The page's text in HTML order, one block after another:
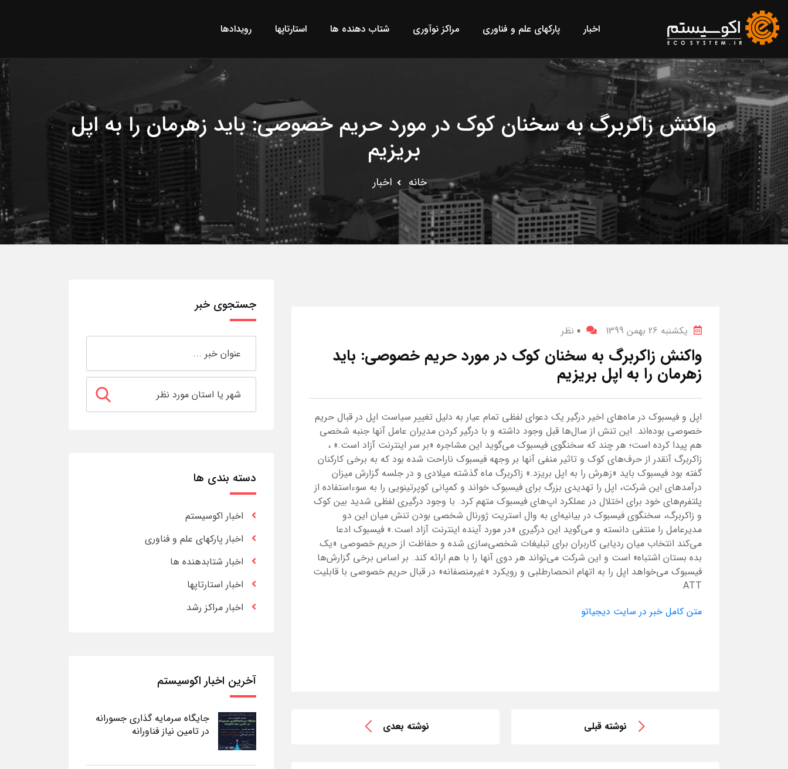
اخبار پارکهای علم و فناوری مراکز نوآوری شتاب دهنده ها استارتاپها رویدادها
واکنش زاکربرگ به سخنان کوک در مورد حریم خصوصی: باید زهرمان را به اپل
بریزیم
خانه اخبار
یکشنبه 26 بهمن 1399 0 نظر
واکنش زاکربرگ به سخنان کوک در مورد حریم خصوصی: باید
زهرمان را به اپل بریزیم
اپل و فیسبوک در ماه‌های اخیر درگیر یک دعوای لفظی تمام عیار به دلیل تغییر سیاست اپل در قبال حریم
خصوصی بوده‌اند. این تنش از سال‌ها قبل وجود داشته و با درگیر کردن مدیران عامل آنها جنبه شخصی
هم پیدا کرده است؛ هر چند که سخنگوی فیسبوک می‌گوید این مشاجره «بر سر اینترنت آزاد است.» ،
زاکربرگ آنقدر از حرف‌های کوک و تاثیر منفی آنها بر وجهه فیسبوک ناراحت شده بود که به برخی کارکنان
گفته بود فیسبوک باید «زهرش را به اپل بریزد.» زاکربرگ ماه گذشته میلادی و در جلسه گزارش میزان
درآمدهای این شرکت، اپل را تهدیدی بزرگ برای فیسبوک خواند و کمپانی کوپرتینویی را به سوءاستفاده از
پلتفرم‌های خود برای اختلال در عملکرد اپ‌های فیسبوک متهم کرد. با وجود درگیری لفظی شدید بین کوک
و زاکربرگ، سخنگوی فیسبوک در بیانیه‌ای به وال استریت ژورنال شخصی بودن تنش میان این دو
مدیرعامل را منتفی دانسته و می‌گوید این درگیری «در مورد آینده اینترنت آزاد است.» فیسبوک ادعا
می‌کند انتخاب میان ردیابی کاربران برای تبلیغات شخصی‌سازی شده و حفاظت از حریم خصوصی «یک
بده بستان اشتباه» است و این شرکت می‌تواند هر دوی آنها را با هم ارائه کند. بر اساس برخی گزارش‌ها
فیسبوک می‌خواهد اپل را به اتهام انحصارطلبی و رویکرد «غیرمنصفانه» در قبال حریم خصوصی با قابلیت
ATT
متن کامل خبر در سایت دیجیاتو
نوشته قبلی نوشته بعدی
جستجوی خبر
دسته بندی ها
اخبار اکوسیستم
اخبار پارکهای علم و فناوری
اخبار شتابدهنده ها
اخبار استارتاپها
اخبار مراکز رشد
آخرین اخبار اکوسیستم
جایگاه سرمایه گذاری جسورانه
در تامین نیاز فناورانه